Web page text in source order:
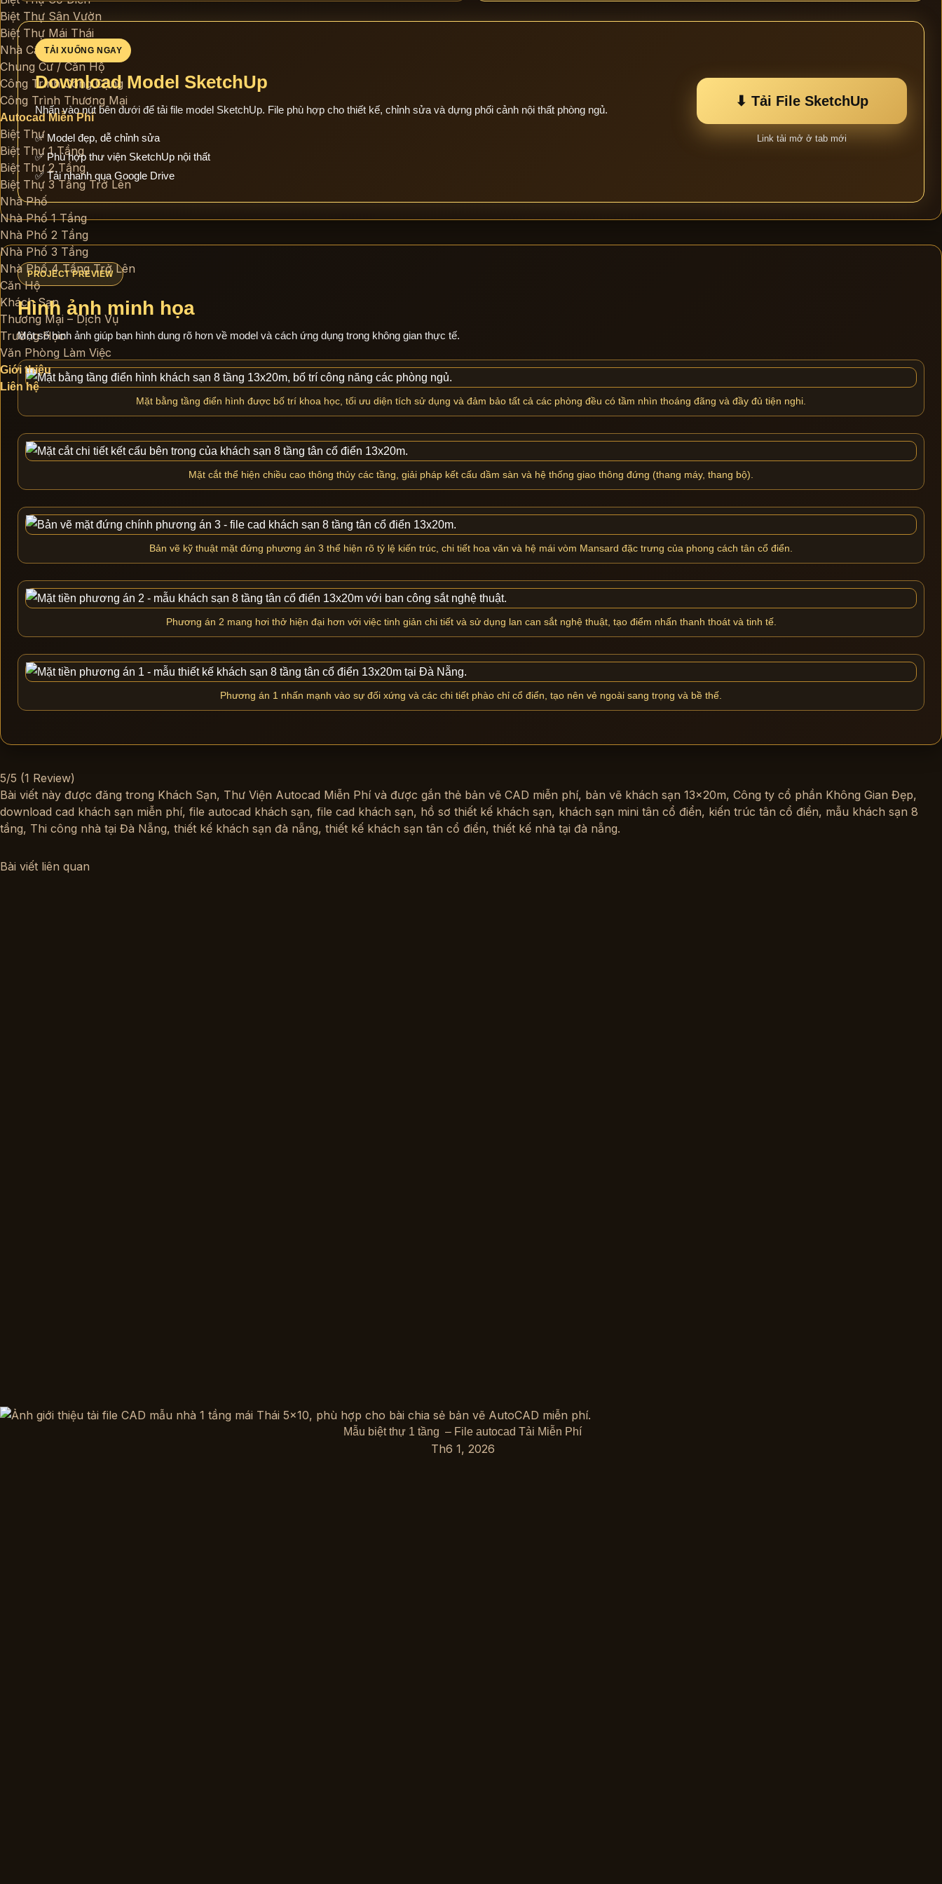
Biệt Thự Sân Vườn
Biệt Thự Mái Thái
Nhà Cấp 4 / Nông Thôn
Chung Cư / Căn Hộ
Công Trình Công Cộng
Công Trình Thương Mại
Autocad Miễn Phí
Biệt Thự
Biệt Thự 1 Tầng
Biệt Thự 2 Tầng
Biệt Thự 3 Tầng Trở Lên
Nhà Phố
Nhà Phố 1 Tầng
Nhà Phố 2 Tầng
Nhà Phố 3 Tầng
Nhà Phố 4 Tầng Trở Lên
Căn Hộ
Khách Sạn
Thương Mại – Dịch Vụ
Trường Học
Văn Phòng Làm Việc
Giới thiệu
Liên hệ
TẢI XUỐNG NGAY
Download Model SketchUp
Nhấn vào nút bên dưới để tải file model SketchUp. File phù hợp cho thiết kế, chỉnh sửa và dựng phối cảnh nội thất phòng ngủ.
✅ Model đẹp, dễ chỉnh sửa
✅ Phù hợp thư viện SketchUp nội thất
✅ Tải nhanh qua Google Drive
⬇ Tải File SketchUp
Link tải mở ở tab mới
PROJECT PREVIEW
Hình ảnh minh họa
Một số hình ảnh giúp bạn hình dung rõ hơn về model và cách ứng dụng trong không gian thực tế.
Mặt bằng tầng điển hình được bố trí khoa học, tối ưu diện tích sử dụng và đảm bảo tất cả các phòng đều có tầm nhìn thoáng đãng và đầy đủ tiện nghi.
Mặt cắt thể hiện chiều cao thông thủy các tầng, giải pháp kết cấu dầm sàn và hệ thống giao thông đứng (thang máy, thang bộ).
Bản vẽ kỹ thuật mặt đứng phương án 3 thể hiện rõ tỷ lệ kiến trúc, chi tiết hoa văn và hệ mái vòm Mansard đặc trưng của phong cách tân cổ điển.
Phương án 2 mang hơi thở hiện đại hơn với việc tinh giản chi tiết và sử dụng lan can sắt nghệ thuật, tạo điểm nhấn thanh thoát và tinh tế.
Phương án 1 nhấn mạnh vào sự đối xứng và các chi tiết phào chỉ cổ điển, tạo nên vẻ ngoài sang trọng và bề thế.
5/5 (1 Review)
Bài viết này được đăng trong Khách Sạn, Thư Viện Autocad Miễn Phívà được gắn thẻ bản vẽ CAD miễn phí, bản vẽ khách sạn 13x20m, Công ty cổ phần Không Gian Đẹp,
download cad khách sạn miễn phí, file autocad khách sạn, file cad khách sạn, hồ sơ thiết kế khách sạn, khách sạn mini tân cổ điển, kiến trúc tân cổ điển, mẫu khách sạn 8
tầng, Thi công nhà tại Đà Nẵng, thiết kế khách sạn đà nẵng, thiết kế khách sạn tân cổ điển, thiết kế nhà tại đà nẵng.
Bài viết liên quan
Mẫu biệt thự 1 tầng – File autocad Tải Miễn Phí
Th6 1, 2026